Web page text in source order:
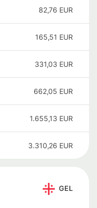
82,76 EUR
165,51 EUR
331,03 EUR
662,05 EUR
1.655,13 EUR
3.310,26 EUR
GEL